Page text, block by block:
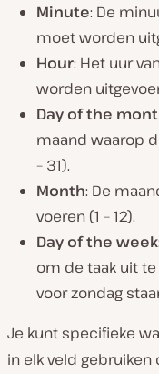
Minute: De
moet worden
Hour: Het uur
worden
Day of the
maand waarop
– 31).
Month: De
voeren (1 – 12).
Day of the week
om de taak uit te
voor zondag
Je kunt specifieke
in elk veld